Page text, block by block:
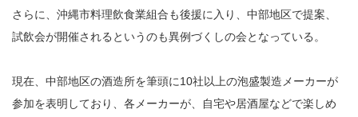
さらに、沖縄市料理飲食業組合も後援に入り、中部地区で提案、
試飲会が開催されるというのも異例づくしの会となっている。
現在、中部地区の酒造所を筆頭に10社以上の泡盛製造メーカーが
参加を表明しており、各メーカーが、自宅や居酒屋などで楽しめ